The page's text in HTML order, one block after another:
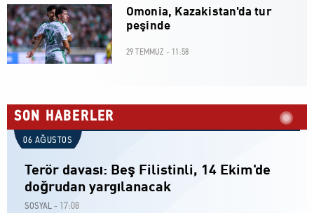
Omonia, Kazakistan'da tur
peşinde
29 TEMMUZ - 11:58
SON HABERLER
06 AĞUSTOS
Terör davası: Beş Filistinli, 14 Ekim'de
doğrudan yargılanacak
SOSYAL - 17:08